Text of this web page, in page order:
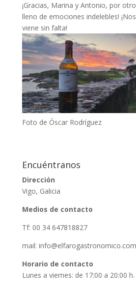
¡Gracias, Marina y Antonio, por
lleno de emociones indelebles!
viene sin falta!
Foto de Óscar Rodríguez
Encuéntranos
Dirección
Vigo, Galicia
Medios de contacto
Tf: 00 34 647818827
mail: info@elfarogastronomico.com
Horario de contacto
Lunes a viernes: de 17:00 a 20:00 h.